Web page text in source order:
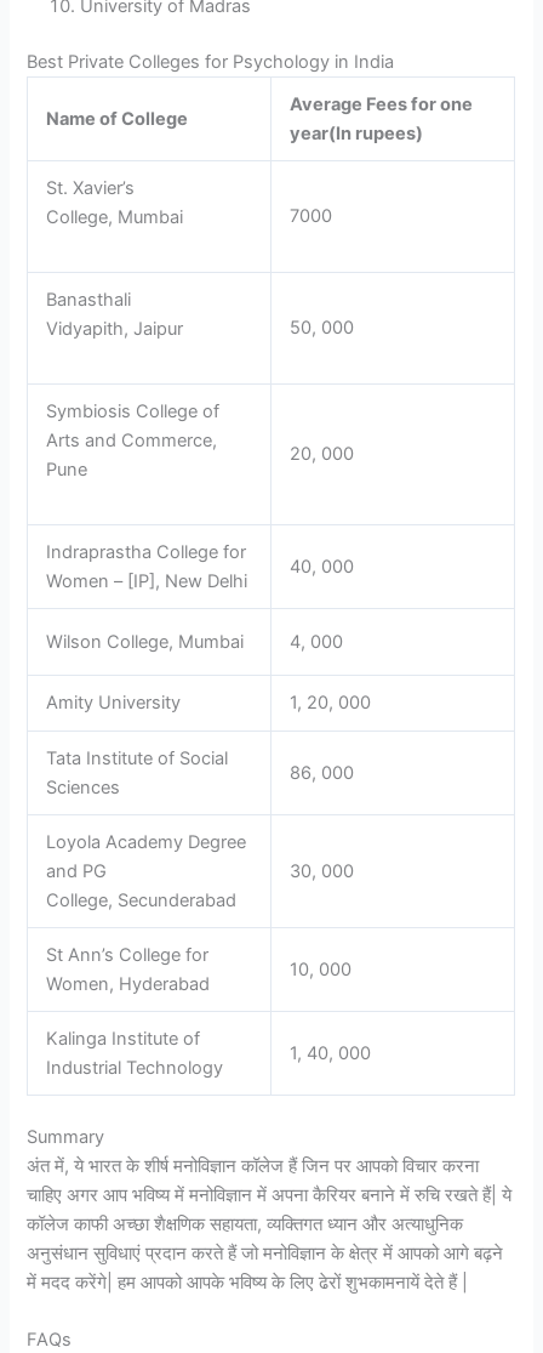
University of Madras
Best Private Colleges for Psychology in India
Name of College
Average Fees for one
year(In rupees)
St. Xavier’s
College, Mumbai
7000
Banasthali
Vidyapith, Jaipur
50, 000
Symbiosis College of
Arts and Commerce,
Pune
20, 000
Indraprastha College for
Women – [IP], New Delhi
40, 000
Wilson College, Mumbai 4, 000
Amity University 1, 20, 000
Tata Institute of Social
Sciences
86, 000
Loyola Academy Degree
and PG
College, Secunderabad
30, 000
St Ann’s College for
Women, Hyderabad
10, 000
Kalinga Institute of
Industrial Technology
1, 40, 000
Summary
अंत में, ये भारत के शीर्ष मनोविज्ञान कॉलेज हैं जिन पर आपको विचार करना
चाहिए अगर आप भविष्य में मनोविज्ञान में अपना कैरियर बनाने में रुचि रखते हैं| ये
कॉलेज काफी अच्छा शैक्षणिक सहायता, व्यक्तिगत ध्यान और अत्याधुनिक
अनुसंधान सुविधाएं प्रदान करते हैं जो मनोविज्ञान के क्षेत्र में आपको आगे बढ़ने
में मदद करेंगे| हम आपको आपके भविष्य के लिए ढेरों शुभकामनायें देते हैं |
FAQs